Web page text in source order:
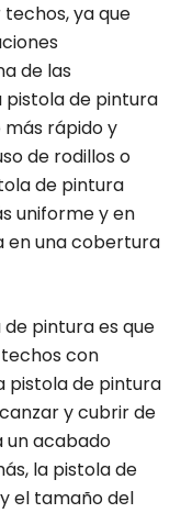
ya que
de las
pistola de pintura
rápido y
de rodillos o
de pintura
uniforme y en
en una cobertura
pintura es que
con
pistola de pintura
y cubrir de
un acabado
la pistola de
el tamaño del